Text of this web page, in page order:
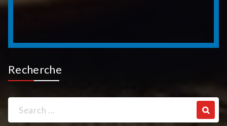
Recherche
for: